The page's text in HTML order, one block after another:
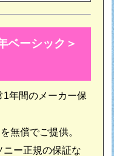
ベーシック＞
1年間のメーカー保
無償でご提供。
ニー正規の保証な